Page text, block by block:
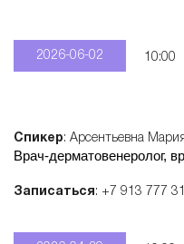
2026-06-02 10:00
Спикер: Арсентьевна
Врач-дерматовенеролог,
Записаться: +7 913 777